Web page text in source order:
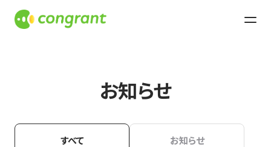
お知らせ
すべて お知らせ